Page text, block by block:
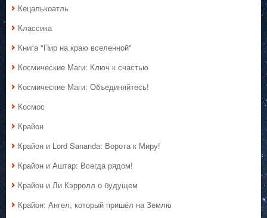
Кецалькоатль
Классика
Книга "Пир на краю вселенной"
Космические Маги: Ключ к счастью
Космические Маги: Объединяйтесь!
Космос
Крайон
Крайон и Lord Sananda: Ворота к Миру!
Крайон и Аштар: Всегда рядом!
Крайон и Ли Кэрролл о будущем
Крайон: Ангел, который пришёл на Землю